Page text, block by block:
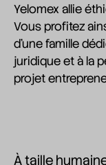
Yelomex allie
Vous profitez
d'une famille
juridique et à la
projet
À taille